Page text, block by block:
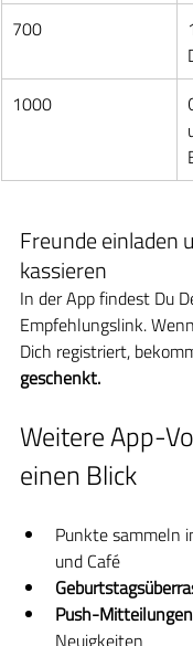
700
1000
Freunde einladen
kassieren
In der App findest Du
Empfehlungslink.
Dich registriert,
geschenkt.
Weitere App-
einen Blick
Punkte sammeln
und Café
Push-Mitteilungen
Neuigkeiten